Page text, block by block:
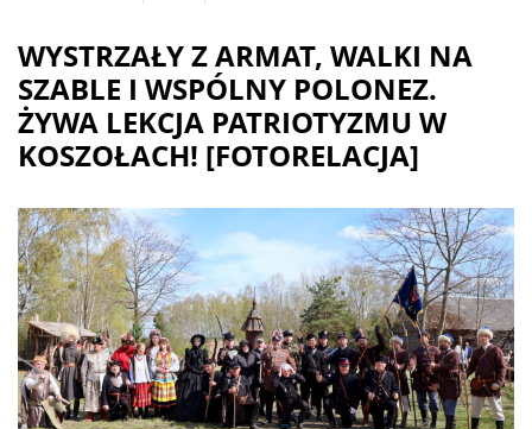
WYSTRZAŁY Z ARMAT, WALKI NA
SZABLE I WSPÓLNY POLONEZ.
ŻYWA LEKCJA PATRIOTYZMU W
KOSZOŁACH! [FOTORELACJA]